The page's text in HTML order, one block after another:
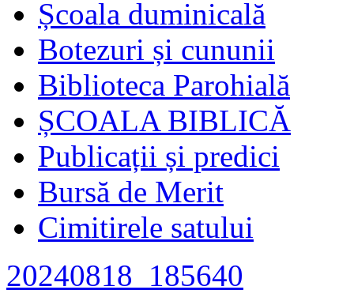
Școala duminicală
Botezuri și cununii
Biblioteca Parohială
ȘCOALA BIBLICĂ
Publicații și predici
Bursă de Merit
Cimitirele satului
20240818_185640